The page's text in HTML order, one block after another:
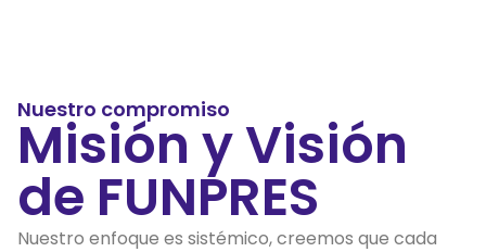
Nuestro compromiso
Misión y Visión
de FUNPRES
Nuestro enfoque es sistémico, creemos que cada